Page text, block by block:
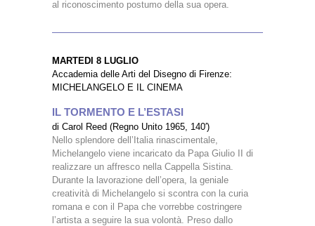
al riconoscimento postumo della sua opera.
MARTEDI 8 LUGLIO
Accademia delle Arti del Disegno di Firenze:
MICHELANGELO E IL CINEMA
IL TORMENTO E L’ESTASI
di Carol Reed (Regno Unito 1965, 140′)
Nello splendore dell’Italia rinascimentale,
Michelangelo viene incaricato da Papa Giulio II di
realizzare un affresco nella Cappella Sistina.
Durante la lavorazione dell’opera, la geniale
creatività di Michelangelo si scontra con la curia
romana e con il Papa che vorrebbe costringere
l’artista a seguire la sua volontà. Preso dallo